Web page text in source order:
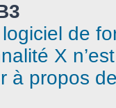
de
X
à propos